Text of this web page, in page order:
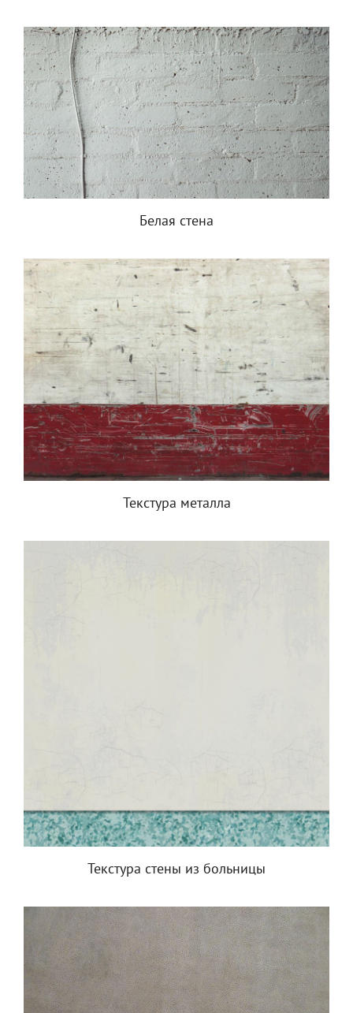
Белая стена
Текстура металла
Текстура стены из больницы